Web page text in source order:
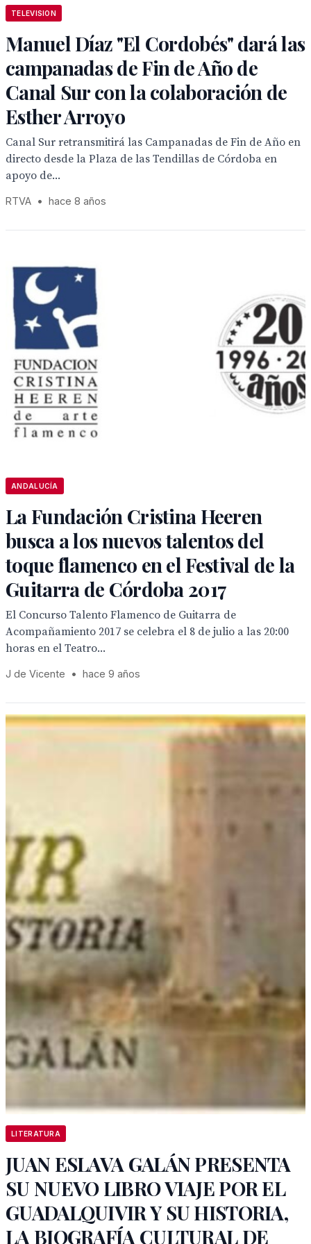
TELEVISION
Manuel Díaz "El Cordobés" dará las
campanadas de Fin de Año de
Canal Sur con la colaboración de
Esther Arroyo
Canal Sur retransmitirá las Campanadas de Fin de Año en
directo desde la Plaza de las Tendillas de Córdoba en
apoyo de...
RTVA • hace 8 años
ANDALUCÍA
La Fundación Cristina Heeren
busca a los nuevos talentos del
toque flamenco en el Festival de la
Guitarra de Córdoba 2017
El Concurso Talento Flamenco de Guitarra de
Acompañamiento 2017 se celebra el 8 de julio a las 20:00
horas en el Teatro...
J de Vicente • hace 9 años
LITERATURA
JUAN ESLAVA GALÁN PRESENTA
SU NUEVO LIBRO VIAJE POR EL
GUADALQUIVIR Y SU HISTORIA,
LA BIOGRAFÍA CULTURAL DE